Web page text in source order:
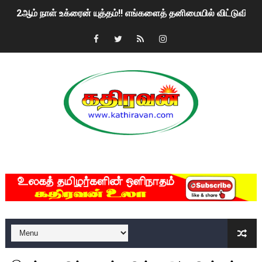
2ஆம் நாள் உக்ரைன் யுத்தம்!! எங்களைத் தனிமையில்
கதிரவன் வாசகர்களுக்கு இனிய பொங்கல் புத்தாண்டு
ரவுடி பேபிக்கு நடந்த தரமான சம்பவம்.. ஆபாச வீடியோக்களால்
காணாமல் போகும் பிள்ளையார்கள்!
யாழில் தமிழின தலைவர் பிரபாகரனின் பிறந்தநாளை
ஏர்போர்ட்டில் உதைத்த நபர் யார், என்ன நடந்தது?: உண்மையை
சீனா இலங்கையிடம் 8 மில்லியன் அமெரிக்க டொலர் நட்டஈடு
01/11/2021 Scotland ல் நடைபெறும் கண்டனப்